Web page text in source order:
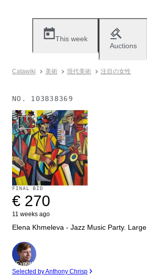
This week
Auctions
Catawiki 美術 現代美術 注目の女性
NO. 103838369
Sold
FINAL BID
€ 270
11 weeks ago
Elena Khmeleva - Jazz Music Party. Large
Expert
Selected by Anthony Chrisp